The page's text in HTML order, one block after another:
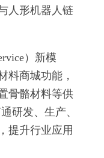
人形机器人链
）新模
料商城功能，
骨骼材料等供
研发、生产、
提升行业应用